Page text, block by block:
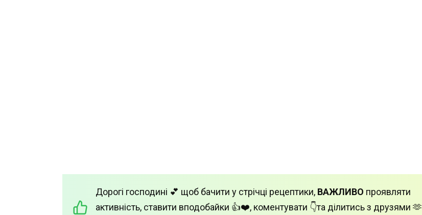
Дорогі господині 💕 щоб бачити у стрічці рецептики, ВАЖЛИВО проявляти
активність, ставити вподобайки 👍❤️, коментувати 👇та ділитись з друзями 🫶